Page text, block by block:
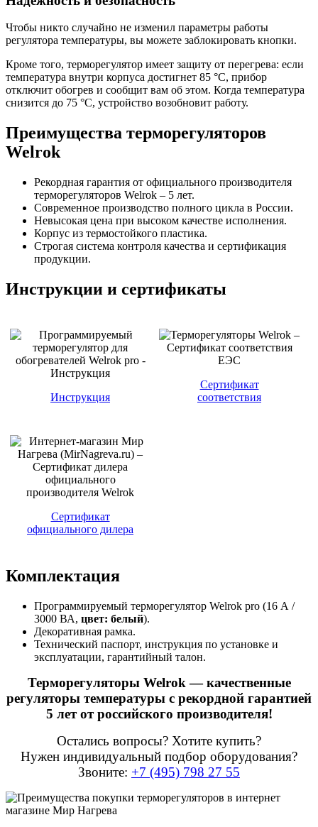
Чтобы никто случайно не изменил параметры работы
регулятора температуры, вы можете заблокировать кнопки.
Кроме того, терморегулятор имеет защиту от перегрева: если
температура внутри корпуса достигнет 85 °C, прибор
отключит обогрев и сообщит вам об этом. Когда температура
снизится до 75 °C, устройство возобновит работу.
Преимущества терморегуляторов
Welrok
Рекордная гарантия от официального производителя
терморегуляторов Welrok – 5 лет.
Современное производство полного цикла в России.
Невысокая цена при высоком качестве исполнения.
Корпус из термостойкого пластика.
Строгая система контроля качества и сертификация
продукции.
Инструкции и сертификаты
Инструкция
Сертификат
соответствия
Сертификат
официального дилера
Комплектация
Программируемый терморегулятор Welrok pro (16 А /
3000 ВА, цвет: белый).
Декоративная рамка.
Технический паспорт, инструкция по установке и
эксплуатации, гарантийный талон.
Терморегуляторы Welrok — качественные
регуляторы температуры с рекордной гарантией
5 лет от российского производителя!
Остались вопросы? Хотите купить?
Нужен индивидуальный подбор оборудования?
Звоните: +7 (495) 798 27 55